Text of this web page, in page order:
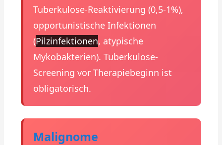
Tuberkulose-Reaktivierung (0,5-1%),
opportunistische Infektionen
(Pilzinfektionen, atypische
Mykobakterien). Tuberkulose-
Screening vor Therapiebeginn ist
obligatorisch.
Malignome